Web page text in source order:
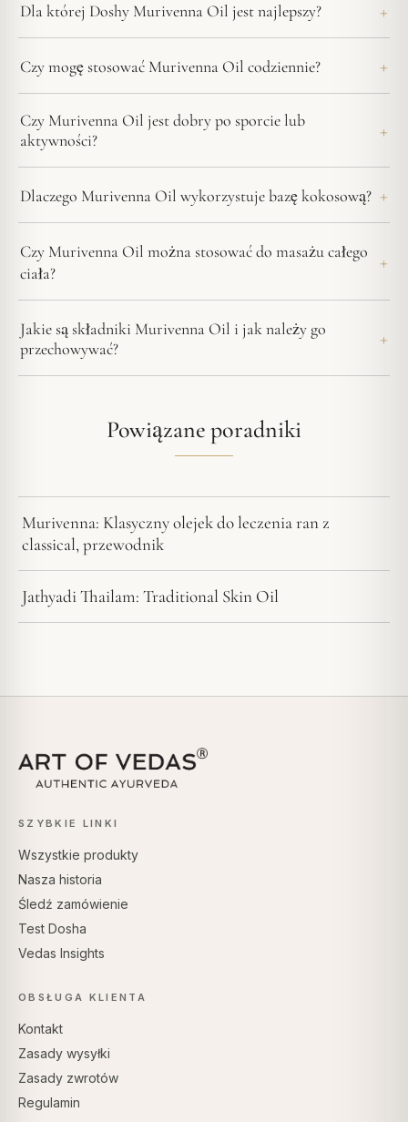
Dla której Doshy Murivenna Oil jest najlepszy?
Czy mogę stosować Murivenna Oil codziennie?
Czy Murivenna Oil jest dobry po sporcie lub
aktywności?
Dlaczego Murivenna Oil wykorzystuje bazę kokosową?
Czy Murivenna Oil można stosować do masażu całego
ciała?
Jakie są składniki Murivenna Oil i jak należy go
przechowywać?
Powiązane poradniki
Murivenna: Klasyczny olejek do leczenia ran z
classical, przewodnik
Jathyadi Thailam: Traditional Skin Oil
SZYBKIE LINKI
Wszystkie produkty
Nasza historia
Śledź zamówienie
Test Dosha
Vedas Insights
OBSŁUGA KLIENTA
Kontakt
Zasady wysyłki
Zasady zwrotów
Regulamin